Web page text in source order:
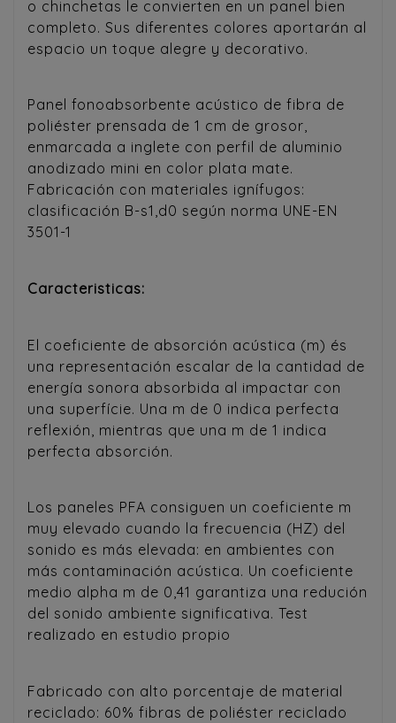
o chinchetas le convierten en un panel bien
completo. Sus diferentes colores aportarán al
espacio un toque alegre y decorativo.
Panel fonoabsorbente acústico de fibra de
poliéster prensada de 1 cm de grosor,
enmarcada a inglete con perfil de aluminio
anodizado mini en color plata mate.
Fabricación con materiales ignífugos:
clasificación B-s1,d0 según norma UNE-EN
3501-1
Caracteristicas:
El coeficiente de absorción acústica (m) és
una representación escalar de la cantidad de
energía sonora absorbida al impactar con
una superfície. Una m de 0 indica perfecta
reflexión, mientras que una m de 1 indica
perfecta absorción.
Los paneles PFA consiguen un coeficiente m
muy elevado cuando la frecuencia (HZ) del
sonido es más elevada: en ambientes con
más contaminación acústica. Un coeficiente
medio alpha m de 0,41 garantiza una redución
del sonido ambiente significativa. Test
realizado en estudio propio
Fabricado con alto porcentaje de material
reciclado: 60% fibras de poliéster reciclado